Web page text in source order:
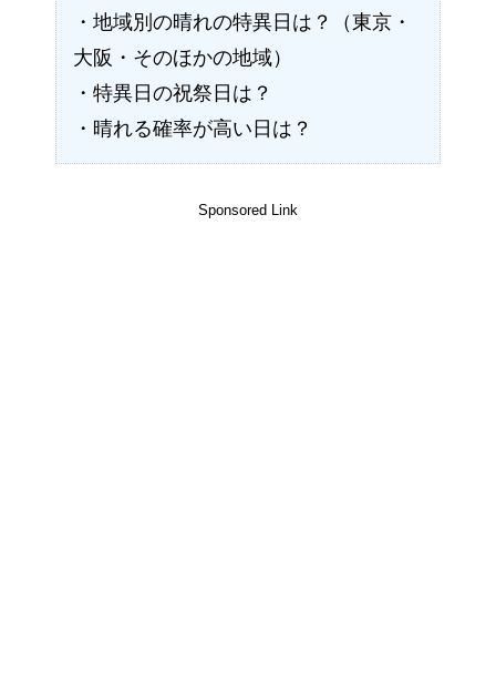
・地域別の晴れの特異日は？（東京・
大阪・そのほかの地域）
・特異日の祝祭日は？
・晴れる確率が高い日は？
Sponsored Link